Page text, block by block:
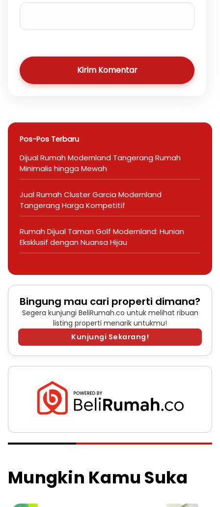
Kirim Komentar
Pos-Pos Terbaru
Dijual Rumah Modernland Tangerang Rumah
Minimalis hingga Mewah
Jual Rumah Cluster Garcia Modernland
Tangerang Harga Kompetitif
Rumah Dijual Taman Golf Modernland: Hunian
Eksklusif dengan Nuansa Hijau
Bingung mau cari properti dimana?
Segera kunjungi BeliRumah.co untuk melihat ribuan
listing properti menarik untukmu!
Kunjungi Sekarang!
Mungkin Kamu Suka